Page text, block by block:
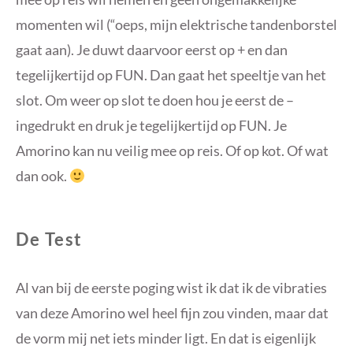
cola
momenten wil (“oeps, mijn elektrische tandenborstel
gaat aan). Je duwt daarvoor eerst op + en dan
tegelijkertijd op FUN. Dan gaat het speeltje van het
slot. Om weer op slot te doen hou je eerst de –
ingedrukt en druk je tegelijkertijd op FUN. Je
Amorino kan nu veilig mee op reis. Of op kot. Of wat
dan ook.
De Test
Al van bij de eerste poging wist ik dat ik de vibraties
van deze Amorino wel heel fijn zou vinden, maar dat
de vorm mij net iets minder ligt. En dat is eigenlijk